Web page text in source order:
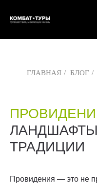
ГЛАВНАЯ / БЛОГ /
ТРАДИЦИИ
Провидения — это не